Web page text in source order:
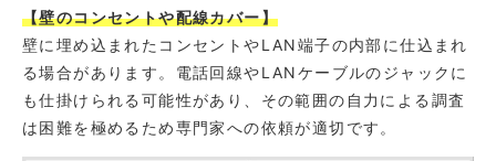
【壁のコンセントや配線カバー】
壁に埋め込まれたコンセントやLAN端子の内部に仕込まれ
る場合があります。電話回線やLANケーブルのジャックに
も仕掛けられる可能性があり、その範囲の自力による調査
は困難を極めるため専門家への依頼が適切です。